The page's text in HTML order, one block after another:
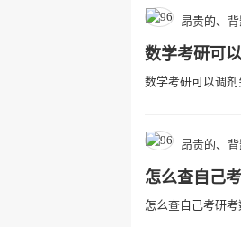
昂贵的、
数学考研可
数学考研可以调
昂贵的、
怎么查自己
怎么查自己考研